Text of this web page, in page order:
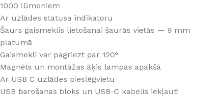
1000 lūmeniem
Ar uzlādes statusa indikatoru
Šaurs gaismeklis lietošanai šaurās vietās — 9 mm
platumā
Gaismekli var pagriezt par 120°
Magnēts un montāžas āķis lampas apakšā
Ar USB C uzlādes pieslēgvietu
USB barošanas bloks un USB-C kabelis iekļauti